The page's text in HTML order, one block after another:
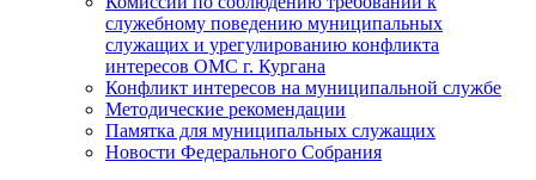
служебному поведению муниципальных
служащих и урегулированию конфликта
интересов ОМС г. Кургана
Конфликт интересов на муниципальной службе
Методические рекомендации
Памятка для муниципальных служащих
Новости Федерального Cобрания